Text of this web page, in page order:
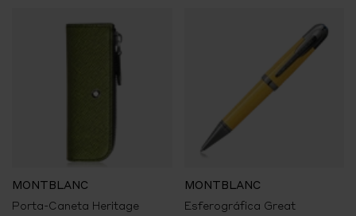
MONTBLANC
Porta-Caneta Heritage
MONTBLANC
Esferográfica Great